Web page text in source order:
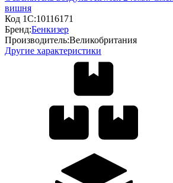
вишня
Код 1С:10116171
Бренд:Бенкизер
Производитель:Великобритания
Другие характеристики